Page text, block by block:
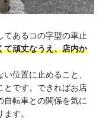
てあるコの字型の車止
て頑丈なうえ、店内か
位置に止めること、
とです。できればお店
自転車との関係を気に
す。